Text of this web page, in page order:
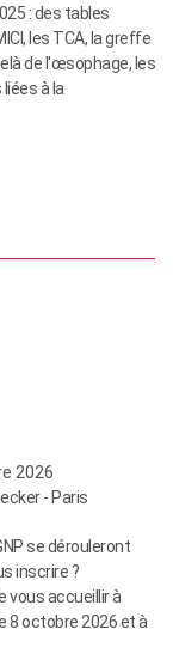
: des tables
les TCA, la greffe
de l'œsophage, les
à la
2026
- Paris
se dérouleront
inscrire ?
vous accueillir à
8 octobre 2026 et à